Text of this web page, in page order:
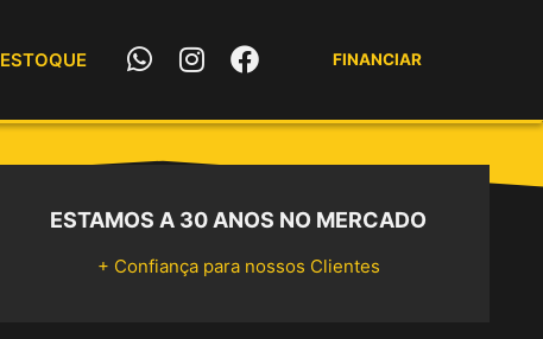
ESTOQUE
W
h
t
s
p
p
I
n
t
a
r
m
F
a
e
b
o
FINANCIAR
ESTAMOS A 30 ANOS NO MERCADO
+ Confiança para nossos Clientes